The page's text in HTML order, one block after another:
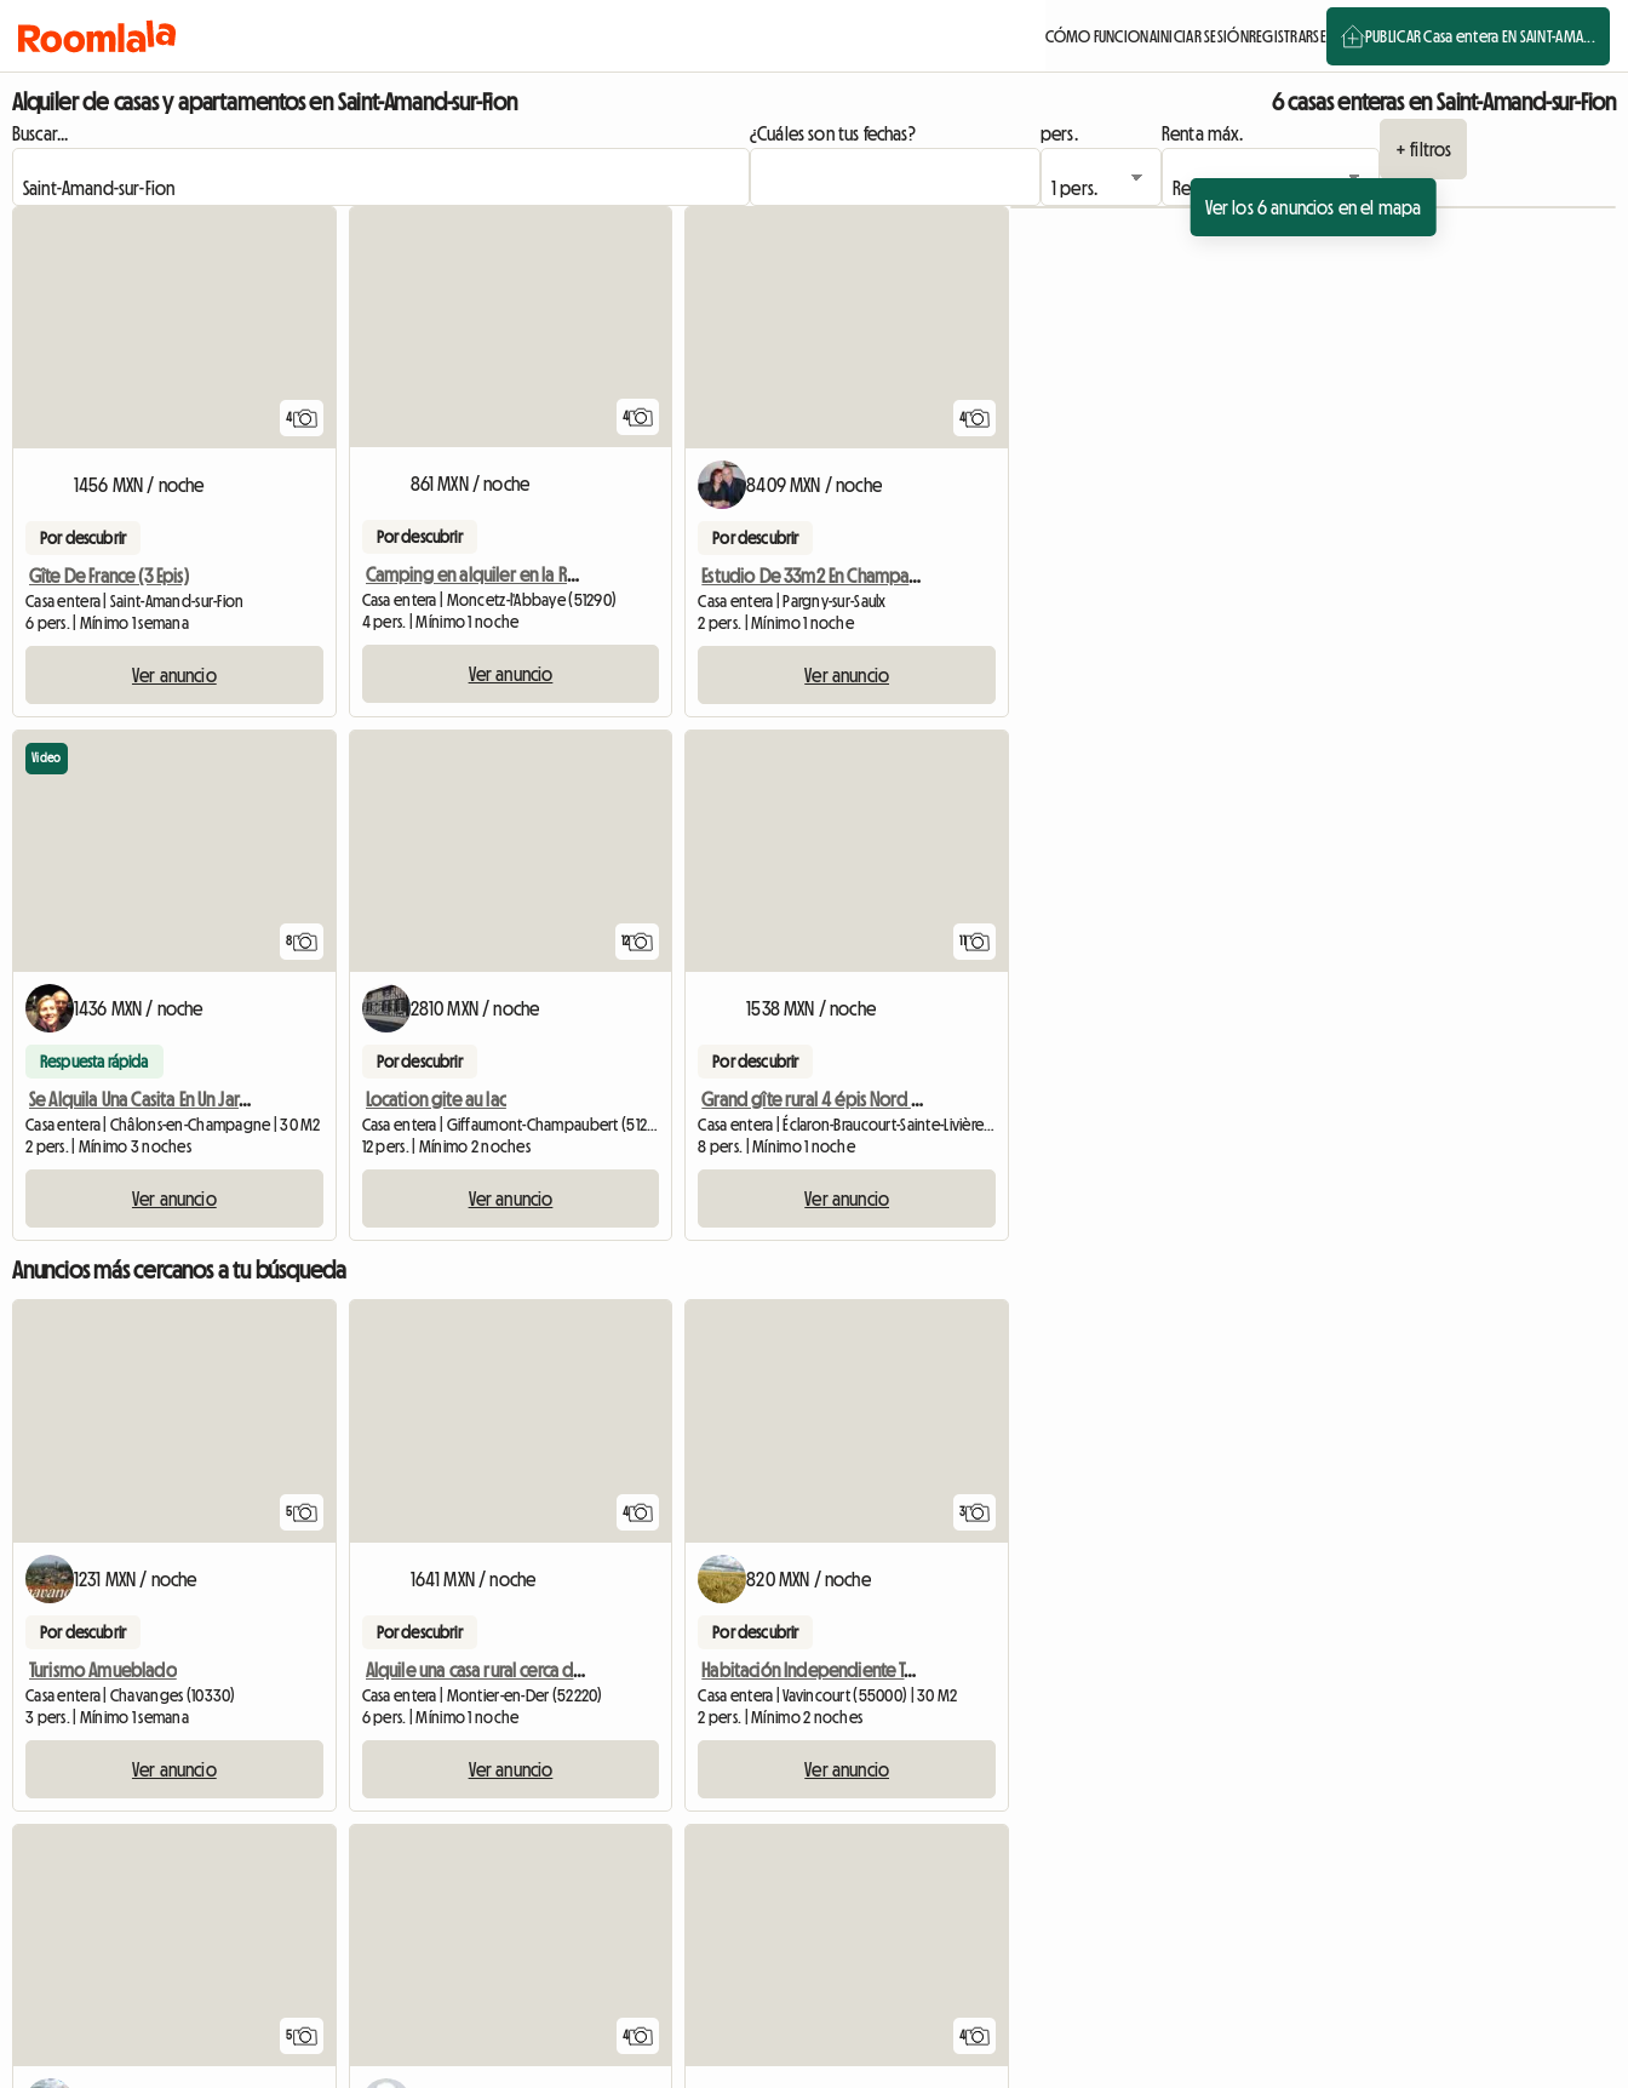
CÓMO FUNCIONAINICIAR SESIÓNREGISTRARSE PUBLICAR Casa entera EN SAINT-AMA...
Alquiler de casas y apartamentos en Saint-Amand-sur-Fion 6 casas enteras en Saint-Amand-sur-Fion
Buscar... ¿Cuáles son tus fechas? pers.
Renta máx.
+ filtros
Ver los 6 anuncios en el mapa
4
1456 MXN / noche
Por descubrir
Gîte De France (3 Epis)
Casa entera | Saint-Amand-sur-Fion
6 pers. | Mínimo 1 semana
Ver anuncio
4
861 MXN / noche
Por descubrir
Camping en alquiler en la Route du Der
Casa entera | Moncetz-l'Abbaye (51290)
4 pers. | Mínimo 1 noche
Ver anuncio
4
8409 MXN / noche
Por descubrir
Estudio De 33m2 En Champaña Ardenas
Casa entera | Pargny-sur-Saulx
2 pers. | Mínimo 1 noche
Ver anuncio
8
Video
1436 MXN / noche
Respuesta rápida
Se Alquila Una Casita En Un Jardín Privado (cerca De CHG)
Casa entera | Châlons-en-Champagne | 30 M2
2 pers. | Mínimo 3 noches
Ver anuncio
12
2810 MXN / noche
Por descubrir
Location gite au lac
Casa entera | Giffaumont-Champaubert (51290)
12 pers. | Mínimo 2 noches
Ver anuncio
1538 MXN / noche
Por descubrir
Grand gîte rural 4 épis Nord Haute-Marne
Casa entera | Éclaron-Braucourt-Sainte-Livière (52290)
8 pers. | Mínimo 1 noche
Ver anuncio
Anuncios más cercanos a tu búsqueda
5
1231 MXN / noche
Por descubrir
Turismo Amueblado
Casa entera | Chavanges (10330)
3 pers. | Mínimo 1 semana
Ver anuncio
4
1641 MXN / noche
Por descubrir
Alquile una casa rural cerca del lago du Der
Casa entera | Montier-en-Der (52220)
6 pers. | Mínimo 1 noche
Ver anuncio
3
820 MXN / noche
Por descubrir
Habitación Independiente Totalmente Amueblada
Casa entera | Vavincourt (55000) | 30 M2
2 pers. | Mínimo 2 noches
Ver anuncio
5 4 4